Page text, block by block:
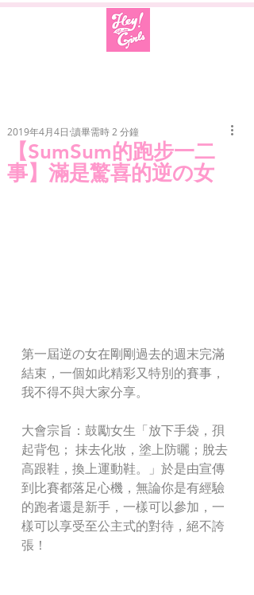
【SumSum的跑步一二
事】滿是驚喜的逆の女
2019年4月4日 讀畢需時 2 分鐘
第一屆逆の女在剛剛過去的週末完滿
結束，一個如此精彩又特別的賽事，
我不得不與大家分享。
大會宗旨：鼓勵女生「放下手袋，孭
起背包； 抹去化妝，塗上防曬；脫去
高跟鞋，換上運動鞋。」於是由宣傳
到比賽都落足心機，無論你是有經驗
的跑者還是新手，一樣可以參加，一
樣可以享受至公主式的對待，絕不誇
張！